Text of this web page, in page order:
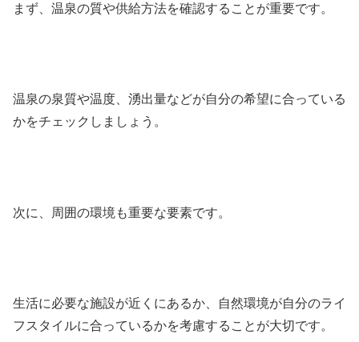
まず、温泉の質や供給方法を確認することが重要です。
温泉の泉質や温度、湧出量などが自分の希望に合っている
かをチェックしましょう。
次に、周囲の環境も重要な要素です。
生活に必要な施設が近くにあるか、自然環境が自分のライ
フスタイルに合っているかを考慮することが大切です。